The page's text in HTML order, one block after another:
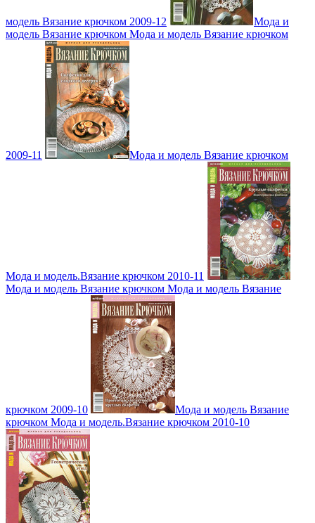
модель Вязание крючком 2009-12
Мода и
модель Вязание крючком Мода и модель Вязание крючком
2009-11 Мода и модель Вязание крючком
Мода и модель.Вязание крючком 2010-11
Мода и модель Вязание крючком Мода и модель Вязание
крючком 2009-10
Мода и модель Вязание
крючком Мода и модель.Вязание крючком 2010-10